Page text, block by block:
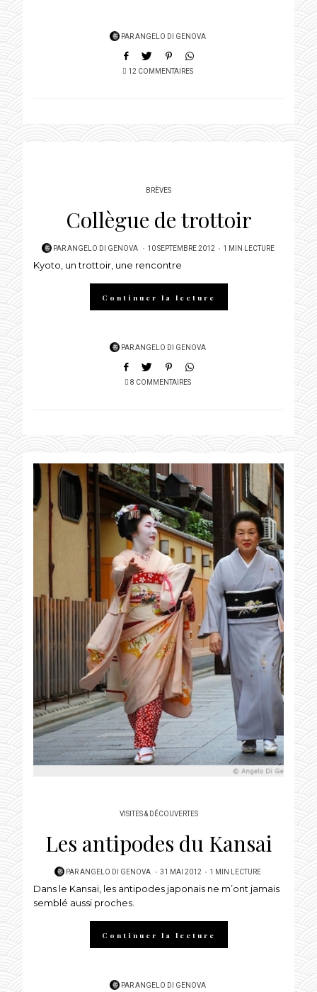
PARANGELO DI GENOVA
12 COMMENTAIRES
BRÈVES
Collègue de trottoir
PARANGELO DI GENOVA
POSTED
ON
10 SEPTEMBRE 2012 1 MIN LECTURE
Kyoto, un trottoir, une rencontre
Continuer la lecture
PARANGELO DI GENOVA
8 COMMENTAIRES
VISITES & DÉCOUVERTES
Les antipodes du Kansai
PARANGELO DI GENOVA
POSTED
ON
31 MAI 2012 1 MIN LECTURE
Dans le Kansai, les antipodes japonais ne m’ont jamais
semblé aussi proches.
Continuer la lecture
PARANGELO DI GENOVA